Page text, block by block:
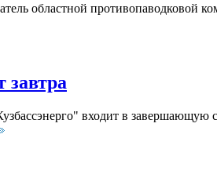
областной противопаводковой
завтра
входит в завершающую